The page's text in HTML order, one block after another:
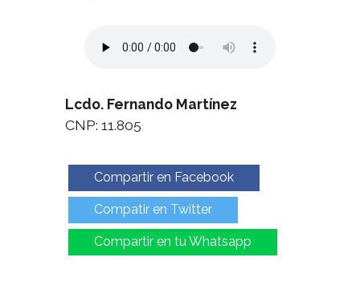
Lcdo. Fernando Martínez
CNP: 11.805
Compartir en Facebook
Compatir en Twitter
Compartir en tu Whatsapp